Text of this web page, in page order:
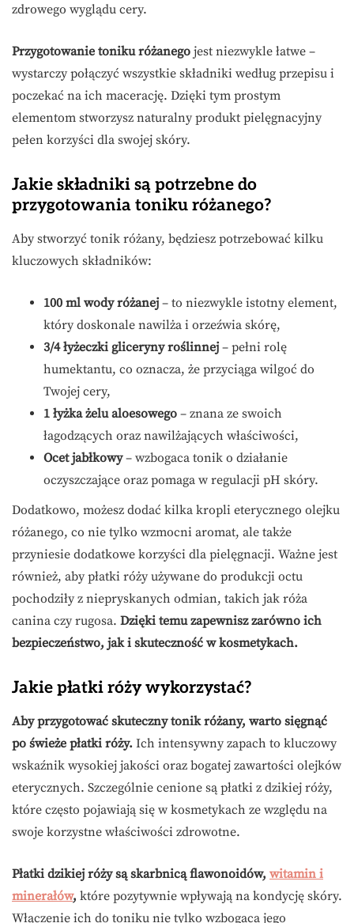
zdrowego wyglądu cery.
Przygotowanie toniku różanego jest niezwykle łatwe –
wystarczy połączyć wszystkie składniki według przepisu i
poczekać na ich macerację. Dzięki tym prostym
elementom stworzysz naturalny produkt pielęgnacyjny
pełen korzyści dla swojej skóry.
Jakie składniki są potrzebne do
przygotowania toniku różanego?
Aby stworzyć tonik różany, będziesz potrzebować kilku
kluczowych składników:
100 ml wody różanej – to niezwykle istotny element,
który doskonale nawilża i orzeźwia skórę,
3/4 łyżeczki gliceryny roślinnej – pełni rolę
humektantu, co oznacza, że przyciąga wilgoć do
Twojej cery,
1 łyżka żelu aloesowego – znana ze swoich
łagodzących oraz nawilżających właściwości,
Ocet jabłkowy– wzbogaca tonik o działanie
oczyszczające oraz pomaga w regulacji pH skóry.
Dodatkowo, możesz dodać kilka kropli eterycznego olejku
różanego, co nie tylko wzmocni aromat, ale także
przyniesie dodatkowe korzyści dla pielęgnacji. Ważne jest
również, aby płatki róży używane do produkcji octu
pochodziły z niepryskanych odmian, takich jak róża
canina czy rugosa. Dzięki temu zapewnisz zarówno ich
bezpieczeństwo, jak i skuteczność w kosmetykach.
Jakie płatki róży wykorzystać?
Aby przygotować skuteczny tonik różany, warto sięgnąć
po świeże płatki róży. Ich intensywny zapach to kluczowy
wskaźnik wysokiej jakości oraz bogatej zawartości olejków
eterycznych. Szczególnie cenione są płatki z dzikiej róży,
które często pojawiają się w kosmetykach ze względu na
swoje korzystne właściwości zdrowotne.
Płatki dzikiej róży są skarbnicą flawonoidów, witamin i
minerałów, które pozytywnie wpływają na kondycję skóry.
Włączenie ich do toniku nie tylko wzbogaca jego